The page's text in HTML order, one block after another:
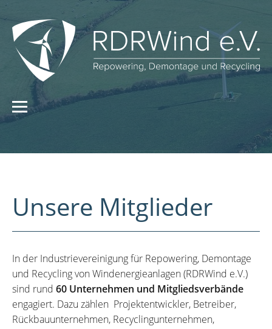
Unsere Mitglieder
In der Industrievereinigung für Repowering, Demontage
und Recycling von Windenergieanlagen (RDRWind e.V.)
sind rund 60 Unternehmen und Mitgliedsverbände
engagiert. Dazu zählen Projektentwickler, Betreiber,
Rückbauunternehmen, Recyclingunternehmen,